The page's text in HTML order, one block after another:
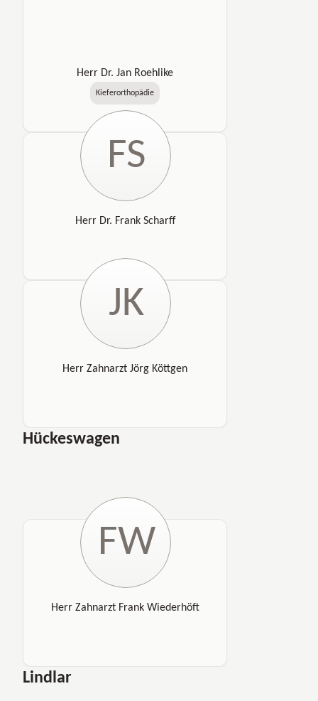
Herr Dr. Jan Roehlike
Kieferorthopädie
FS
Herr Dr. Frank Scharff
JK
Herr Zahnarzt Jörg Köttgen
Hückeswagen
FW
Herr Zahnarzt Frank Wiederhöft
Lindlar